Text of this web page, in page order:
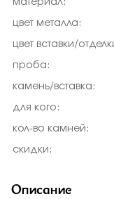
материал:
цвет металла:
цвет вставки/
проба:
камень/вставка:
для кого:
кол-во камней:
скидки:
Описание